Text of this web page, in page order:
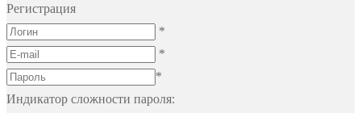
Регистрация
*
*
*
Индикатор сложности пароля: